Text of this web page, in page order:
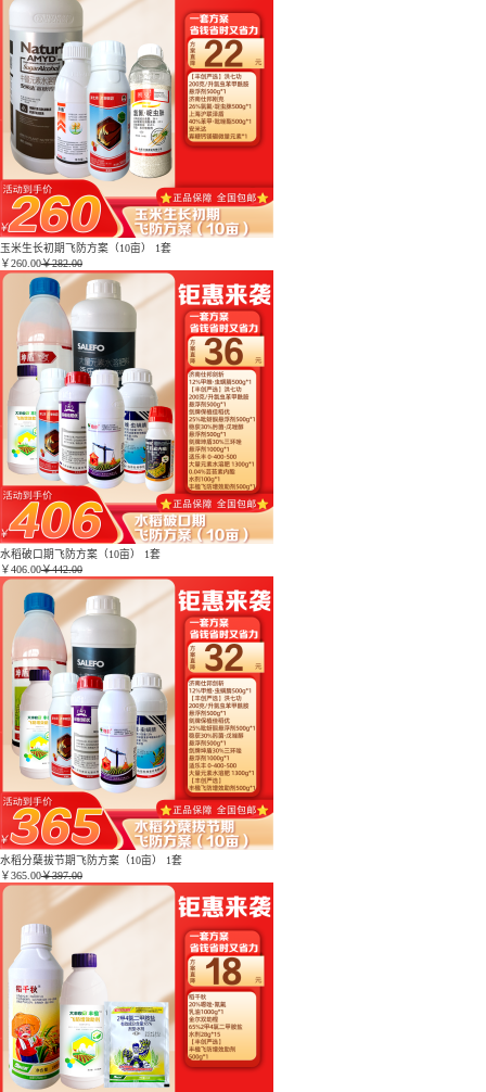
玉米生长初期飞防方案（10亩） 1套
￥260.00￥282.00
水稻破口期飞防方案（10亩） 1套
￥406.00￥442.00
水稻分蘖拔节期飞防方案（10亩） 1套
￥365.00￥397.00